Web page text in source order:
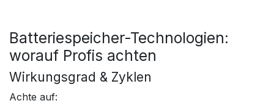
Batteriespeicher-Technologien:
worauf Profis achten
Wirkungsgrad & Zyklen
Achte auf: